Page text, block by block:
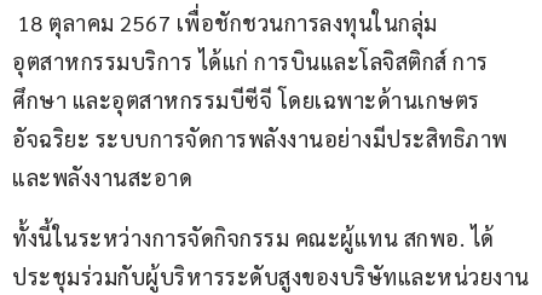
18 ตุลาคม 2567 เพื่อชักชวนการลงทุนในกลุ่ม
อุตสาหกรรมบริการ ได้แก่ การบินและโลจิสติกส์ การ
ศึกษา และอุตสาหกรรมบีซีจี โดยเฉพาะด้านเกษตร
อัจฉริยะ ระบบการจัดการพลังงานอย่างมีประสิทธิภาพ
และพลังงานสะอาด
ทั้งนี้ในระหว่างการจัดกิจกรรม คณะผู้แทน สกพอ. ได้
ประชุมร่วมกับผู้บริหารระดับสูงของบริษัทและหน่วยงาน